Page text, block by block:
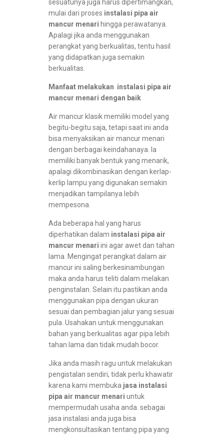
sesuatunya juga harus dipertimangkan,
mulai dari proses instalasi pipa air
mancur menari hingga perawatanya.
Apalagi jika anda menggunakan
perangkat yang berkualitas, tentu hasil
yang didapatkan juga semakin
berkualitas.
Manfaat melakukan instalasi pipa air
mancur menari dengan baik
Air mancur klasik memiliki model yang
begitu-begitu saja, tetapi saat ini anda
bisa menyaksikan air mancur menari
dengan berbagai keindahanaya. Ia
memiliki banyak bentuk yang menarik,
apalagi dikombinasikan dengan kerlap-
kerlip lampu yang digunakan semakin
menjadikan tampilanya lebih
mempesona.
Ada beberapa hal yang harus
diperhatikan dalam instalasi pipa air
mancur menari ini agar awet dan tahan
lama. Mengingat perangkat dalam air
mancur ini saling berkesinambungan
maka anda harus teliti dalam melakan
penginstalan. Selain itu pastikan anda
menggunakan pipa dengan ukuran
sesuai dan pembagian jalur yang sesuai
pula. Usahakan untuk menggunakan
bahan yang berkualitas agar pipa lebih
tahan lama dan tidak mudah bocor.
Jika anda masih ragu untuk melakukan
pengistalan sendiri, tidak perlu khawatir
karena kami membuka jasa instalasi
pipa air mancur menari untuk
mempermudah usaha anda. sebagai
jasa instalasi anda juga bisa
mengkonsultasikan tentang pipa yang